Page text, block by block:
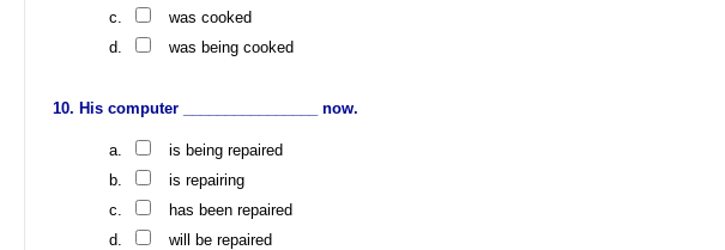
was cooked
was being cooked
His computer ________________ now.
is being repaired
is repairing
has been repaired
will be repaired